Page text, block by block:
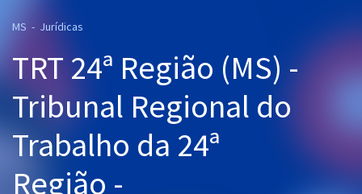
Cursos 20% OFF
Pós
Graduação
OAB
MS - Jurídicas
TRT 24ª Região (MS) -
Tribunal Regional do
Trabalho da 24ª
Região -